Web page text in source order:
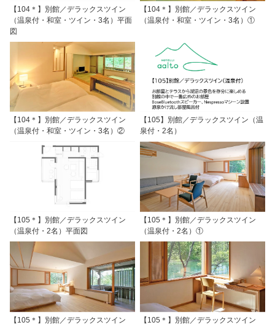
【104＊】別館／デラックスツイン
（温泉付・和室・ツイン・3名）平面
図
【104＊】別館／デラックスツイン
（温泉付・和室・ツイン・3名）①
【104＊】別館／デラックスツイン
（温泉付・和室・ツイン・3名）②
【105】別館／デラックスツイン（温
泉付・2名）
【105＊】別館／デラックスツイン
（温泉付・2名）平面図
【105＊】別館／デラックスツイン
（温泉付・2名）①
【105＊】別館／デラックスツイン
【105＊】別館／デラックスツイン